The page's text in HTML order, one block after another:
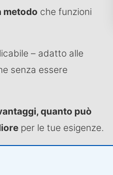
metodo che funzioni
– adatto alle
senza essere
quanto può
per le tue esigenze.